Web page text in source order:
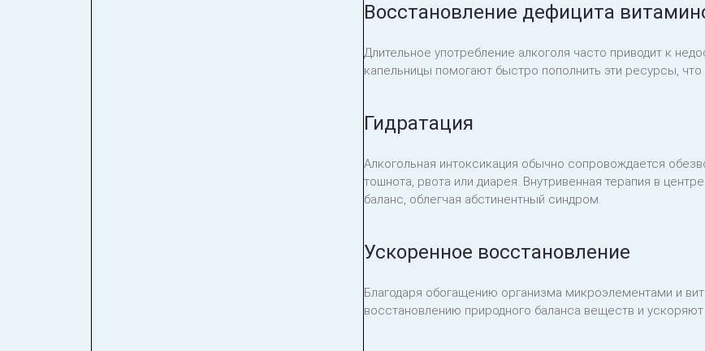
Восстановление дефицита
Длительное употребление алкоголя часто приводит к
капельницы помогают быстро пополнить эти ресурсы,
Гидратация
Алкогольная интоксикация обычно сопровождается
тошнота, рвота или диарея. Внутривенная терапия в
баланс, облегчая абстинентный синдром.
Ускоренное восстановление
Благодаря обогащению организма микроэлементами и
восстановлению природного баланса веществ и